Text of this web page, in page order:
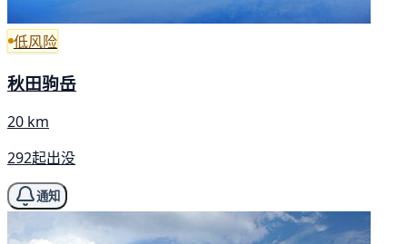
低风险
秋田驹岳
20 km
292起出没
通知